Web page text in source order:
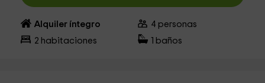
Alquiler íntegro 4 personas
2 habitaciones baños